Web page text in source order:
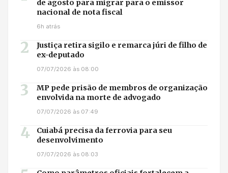
de agosto para migrar para o emissor
nacional de nota fiscal
6h atrás
2
Justiça retira sigilo e remarca júri de filho de
ex-deputado
07/07/2026 às 08:00
3
MP pede prisão de membros de organização
envolvida na morte de advogado
07/07/2026 às 07:49
4
Cuiabá precisa da ferrovia para seu
desenvolvimento
07/07/2026 às 08:03